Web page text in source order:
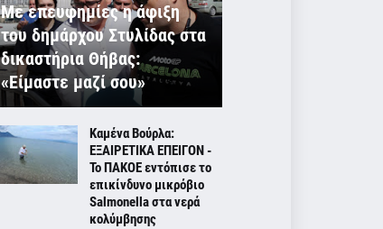
Με επευφημίες η άφιξη
του δημάρχου Στυλίδας στα
δικαστήρια Θήβας:
«Είμαστε μαζί σου»
Καμένα Βούρλα:
ΕΞΑΙΡΕΤΙΚΑ ΕΠΕΙΓΟΝ -
Το ΠΑΚΟΕ εντόπισε το
επικίνδυνο μικρόβιο
Salmonella στα νερά
κολύμβησης